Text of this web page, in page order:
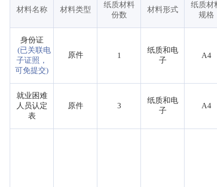
材料名称 材料类型
纸质材料
份数
材料形式
纸质材
规格
身份证
(已关联电
子证照，
可免提交)
原件 1
纸质和电
子
A4
就业困难
人员认定
表
原件 3
纸质和电
子
A4